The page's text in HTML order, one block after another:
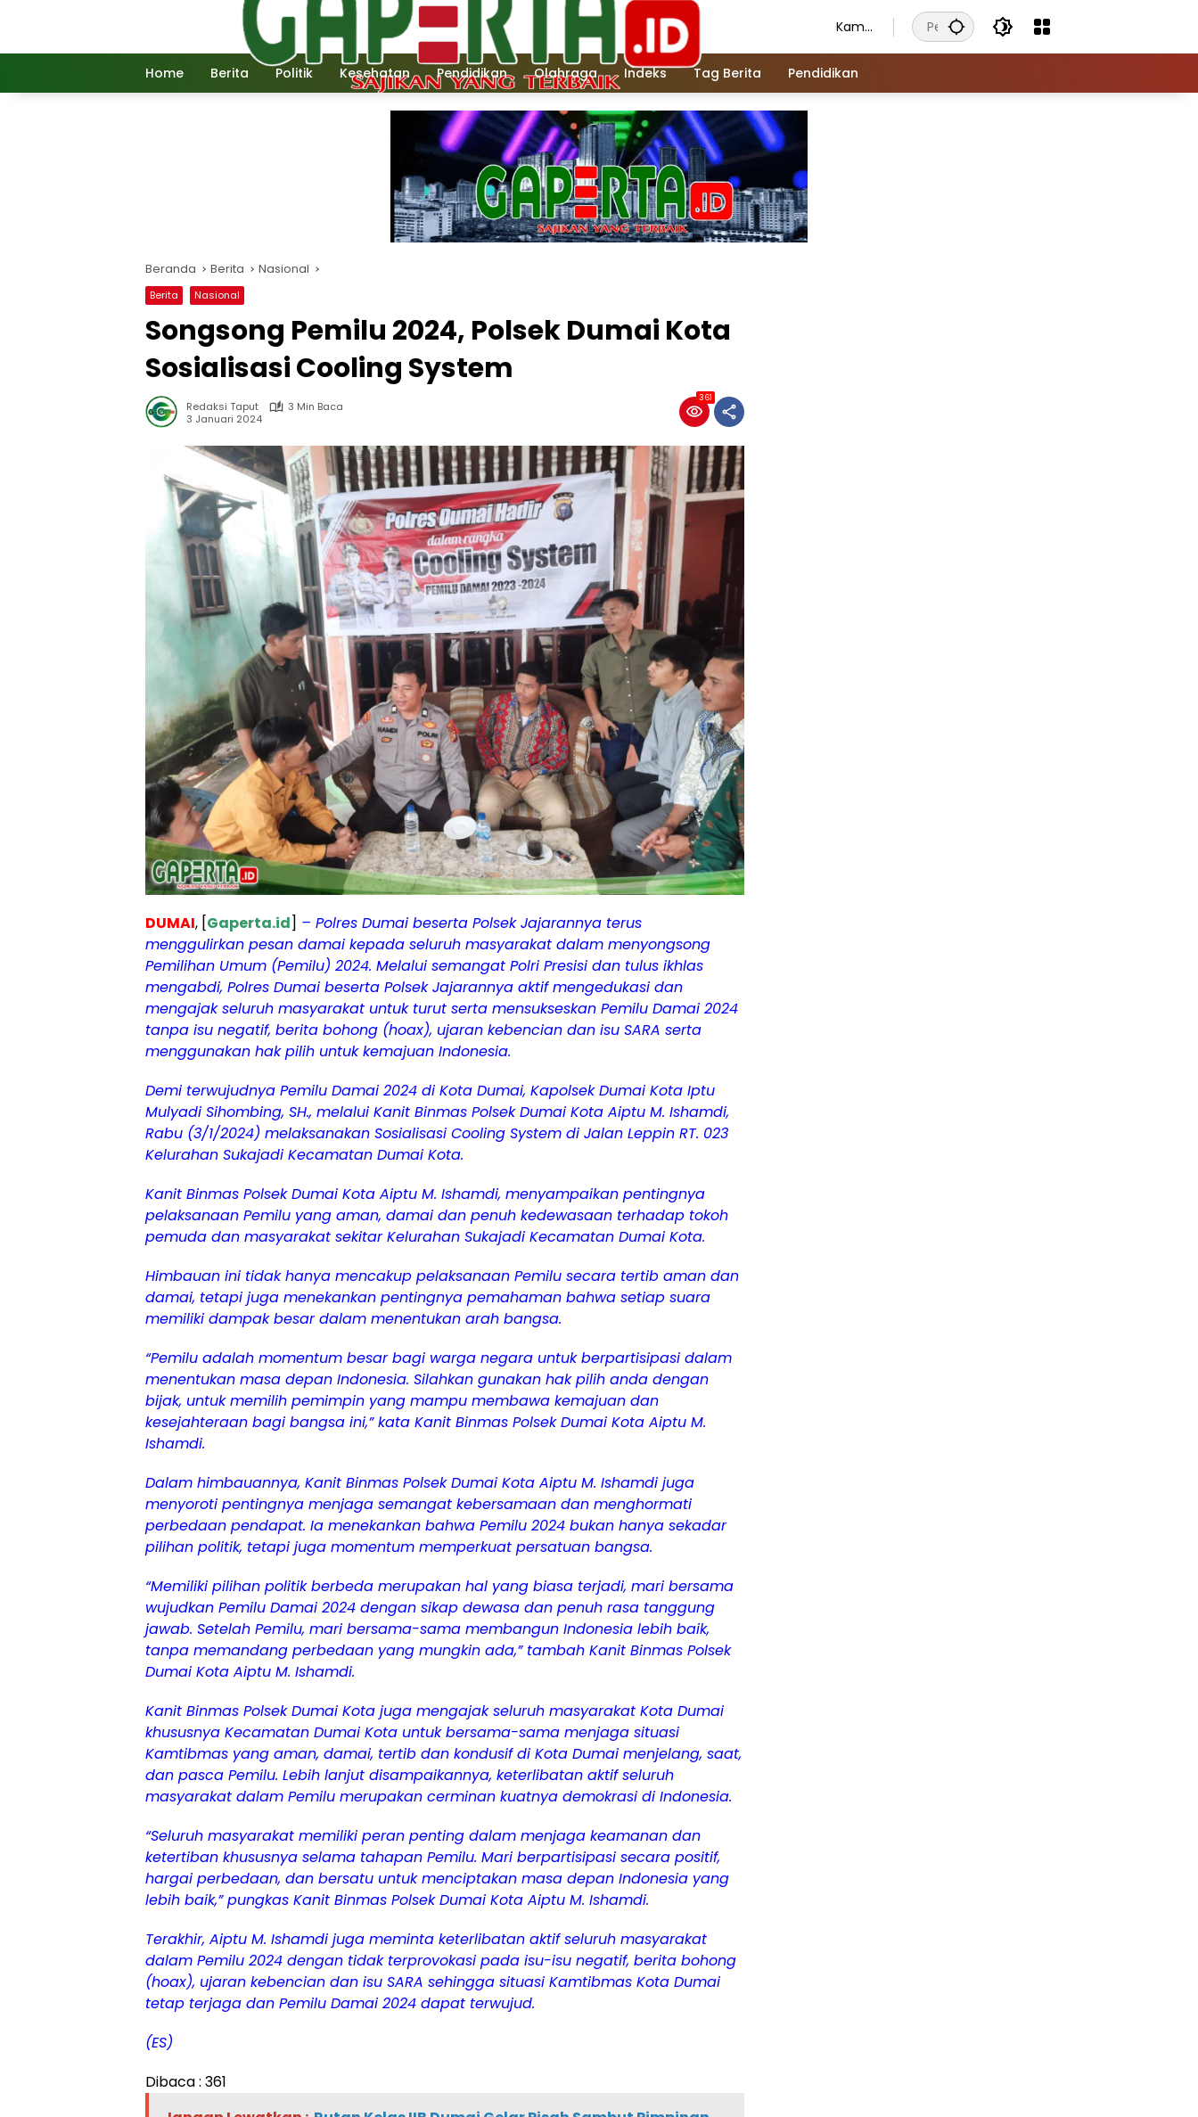
Kamis
Agust
us
Home Berita Politik Kesehatan Pendidikan Olahraga Indeks Tag Berita Pendidikan
Beranda Berita Nasional
Berita Nasional
Songsong Pemilu 2024, Polsek Dumai Kota
Sosialisasi Cooling System
Redaksi Taput
3 Min Baca
3 Januari 2024
361
DUMAI, [Gaperta.id] – Polres Dumai beserta Polsek Jajarannya terus
menggulirkan pesan damai kepada seluruh masyarakat dalam menyongsong
Pemilihan Umum (Pemilu) 2024. Melalui semangat Polri Presisi dan tulus ikhlas
mengabdi, Polres Dumai beserta Polsek Jajarannya aktif mengedukasi dan
mengajak seluruh masyarakat untuk turut serta mensukseskan Pemilu Damai 2024
tanpa isu negatif, berita bohong (hoax), ujaran kebencian dan isu SARA serta
menggunakan hak pilih untuk kemajuan Indonesia.
Demi terwujudnya Pemilu Damai 2024 di Kota Dumai, Kapolsek Dumai Kota Iptu
Mulyadi Sihombing, SH., melalui Kanit Binmas Polsek Dumai Kota Aiptu M. Ishamdi,
Rabu (3/1/2024) melaksanakan Sosialisasi Cooling System di Jalan Leppin RT. 023
Kelurahan Sukajadi Kecamatan Dumai Kota.
Kanit Binmas Polsek Dumai Kota Aiptu M. Ishamdi, menyampaikan pentingnya
pelaksanaan Pemilu yang aman, damai dan penuh kedewasaan terhadap tokoh
pemuda dan masyarakat sekitar Kelurahan Sukajadi Kecamatan Dumai Kota.
Himbauan ini tidak hanya mencakup pelaksanaan Pemilu secara tertib aman dan
damai, tetapi juga menekankan pentingnya pemahaman bahwa setiap suara
memiliki dampak besar dalam menentukan arah bangsa.
“Pemilu adalah momentum besar bagi warga negara untuk berpartisipasi dalam
menentukan masa depan Indonesia. Silahkan gunakan hak pilih anda dengan
bijak, untuk memilih pemimpin yang mampu membawa kemajuan dan
kesejahteraan bagi bangsa ini,” kata Kanit Binmas Polsek Dumai Kota Aiptu M.
Ishamdi.
Dalam himbauannya, Kanit Binmas Polsek Dumai Kota Aiptu M. Ishamdi juga
menyoroti pentingnya menjaga semangat kebersamaan dan menghormati
perbedaan pendapat. Ia menekankan bahwa Pemilu 2024 bukan hanya sekadar
pilihan politik, tetapi juga momentum memperkuat persatuan bangsa.
“Memiliki pilihan politik berbeda merupakan hal yang biasa terjadi, mari bersama
wujudkan Pemilu Damai 2024 dengan sikap dewasa dan penuh rasa tanggung
jawab. Setelah Pemilu, mari bersama-sama membangun Indonesia lebih baik,
tanpa memandang perbedaan yang mungkin ada,” tambah Kanit Binmas Polsek
Dumai Kota Aiptu M. Ishamdi.
Kanit Binmas Polsek Dumai Kota juga mengajak seluruh masyarakat Kota Dumai
khususnya Kecamatan Dumai Kota untuk bersama-sama menjaga situasi
Kamtibmas yang aman, damai, tertib dan kondusif di Kota Dumai menjelang, saat,
dan pasca Pemilu. Lebih lanjut disampaikannya, keterlibatan aktif seluruh
masyarakat dalam Pemilu merupakan cerminan kuatnya demokrasi di Indonesia.
“Seluruh masyarakat memiliki peran penting dalam menjaga keamanan dan
ketertiban khususnya selama tahapan Pemilu. Mari berpartisipasi secara positif,
hargai perbedaan, dan bersatu untuk menciptakan masa depan Indonesia yang
lebih baik,” pungkas Kanit Binmas Polsek Dumai Kota Aiptu M. Ishamdi.
Terakhir, Aiptu M. Ishamdi juga meminta keterlibatan aktif seluruh masyarakat
dalam Pemilu 2024 dengan tidak terprovokasi pada isu-isu negatif, berita bohong
(hoax), ujaran kebencian dan isu SARA sehingga situasi Kamtibmas Kota Dumai
tetap terjaga dan Pemilu Damai 2024 dapat terwujud.
(ES)
Dibaca : 361